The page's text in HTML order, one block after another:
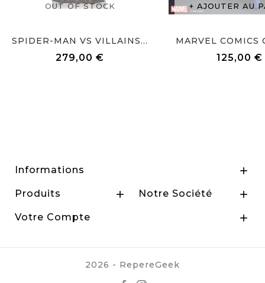
OUT OF STOCK
SPIDER-MAN VS VILLAINS...
279,00 €
AJOUTER AU
MARVEL COMICS
125,00 €
Informations 
Produits  Notre Société 
Votre Compte 
2026 - RepereGeek